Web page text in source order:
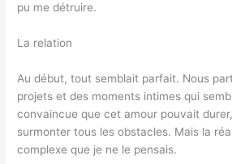
pu me détruire.
La relation
Au début, tout semblait parfait. Nous
projets et des moments intimes qui
convaincue que cet amour pouvait
surmonter tous les obstacles. Mais la
complexe que je ne le pensais.